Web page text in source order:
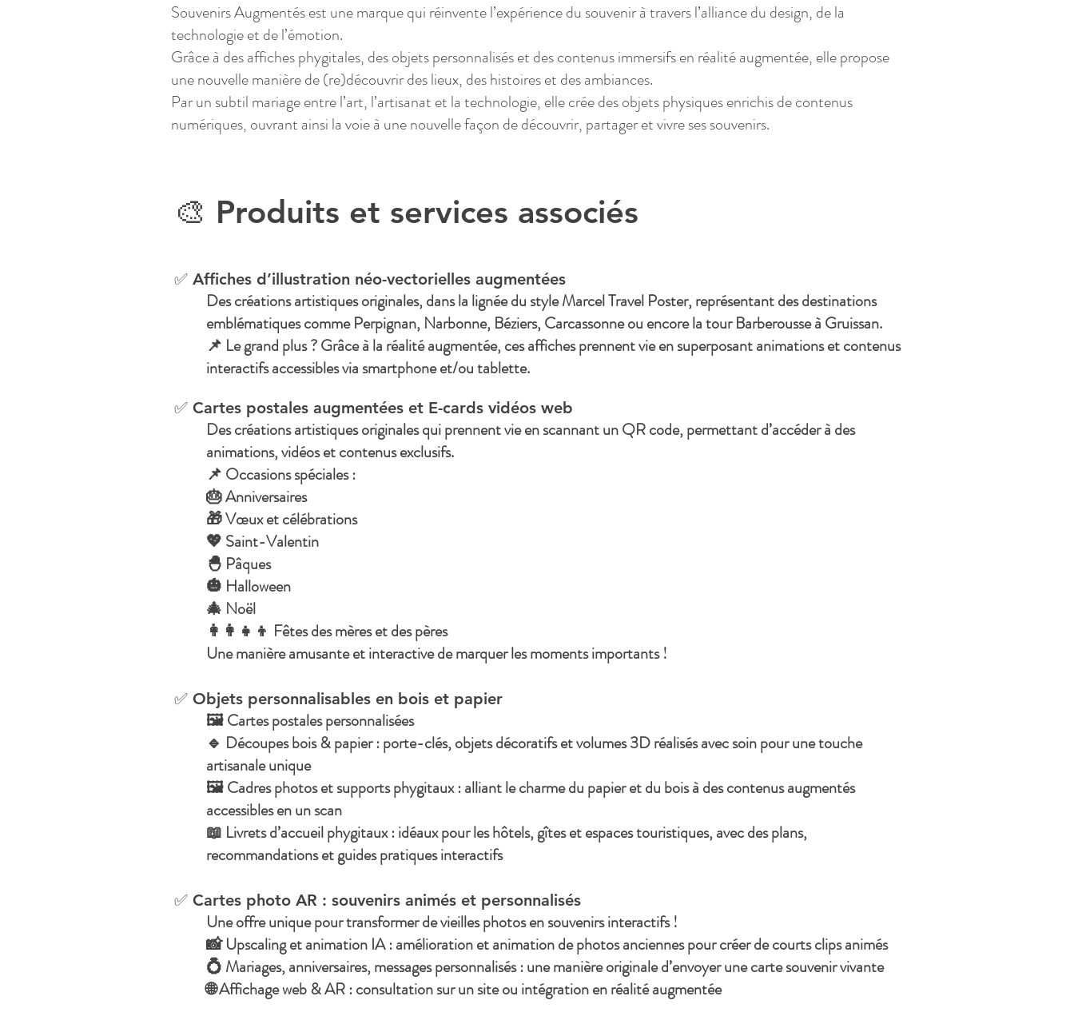
Souvenirs Augmentés est une marque qui réinvente l’expérience du souvenir à travers l’alliance du design, de la
technologie et de l’émotion.
Grâce à des affiches phygitales, des objets personnalisés et des contenus immersifs en réalité augmentée, elle propose
une nouvelle manière de (re)découvrir des lieux, des histoires et des ambiances.
Par un subtil mariage entre l’art, l’artisanat et la technologie, elle crée des objets physiques enrichis de contenus
numériques, ouvrant ainsi la voie à une nouvelle façon de découvrir, partager et vivre ses souvenirs.
🎨 Produits et services associés
✅ Affiches d’illustration néo-vectorielles augmentées
Des créations artistiques originales, dans la lignée du style Marcel Travel Poster, représentant des destinations
emblématiques comme Perpignan, Narbonne, Béziers, Carcassonne ou encore la tour Barberousse à Gruissan.
📌 Le grand plus ? Grâce à la réalité augmentée, ces affiches prennent vie en superposant animations et contenus
interactifs accessibles via smartphone et/ou tablette.
✅ Cartes postales augmentées et E-cards vidéos web
Des créations artistiques originales qui prennent vie en scannant un QR code, permettant d’accéder à des
animations, vidéos et contenus exclusifs.
📌 Occasions spéciales :
🎂 Anniversaires
🎁 Vœux et célébrations
💖 Saint-Valentin
🐣 Pâques
🎃 Halloween
🎄 Noël
👩‍👩‍👧‍👦 Fêtes des mères et des pères
Une manière amusante et interactive de marquer les moments importants !
✅ Objets personnalisables en bois et papier
🖼️ Cartes postales personnalisées
🔹 Découpes bois & papier : porte-clés, objets décoratifs et volumes 3D réalisés avec soin pour une touche
artisanale unique
🖼️ Cadres photos et supports phygitaux : alliant le charme du papier et du bois à des contenus augmentés
accessibles en un scan
📖 Livrets d’accueil phygitaux : idéaux pour les hôtels, gîtes et espaces touristiques, avec des plans,
recommandations et guides pratiques interactifs
✅ Cartes photo AR : souvenirs animés et personnalisés
Une offre unique pour transformer de vieilles photos en souvenirs interactifs !
📸 Upscaling et animation IA : amélioration et animation de photos anciennes pour créer de courts clips animés
💍 Mariages, anniversaires, messages personnalisés : une manière originale d’envoyer une carte souvenir vivante
🌐 Affichage web & AR : consultation sur un site ou intégration en réalité augmentée